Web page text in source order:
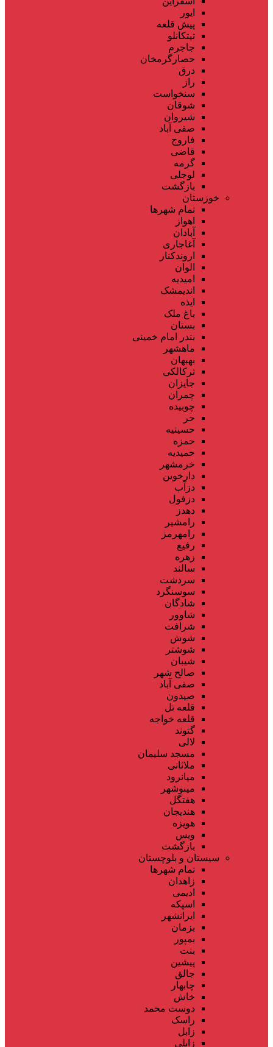
ایور
پیش قلعه
تیتکانلو
جاجرم
حصارگرمخان
درق
راز
سنخواست
شوقان
شیروان
صفی آباد
فاروج
قاضی
گرمه
لوجلی
بازگشت
خوزستان
تمام شهر‌ها
اهواز
آبادان
آغاجاری
اروندکنار
الوان
امیدیه
اندیمشک
ایذه
باغ ملک
بستان
بندر امام خمینی
ماهشهر
بهبهان
ترکالکی
جایزان
چمران
چوبیده
حر
حسینیه
حمزه
حمیدیه
خرمشهر
دارخوین
دزآب
دزفول
دهدز
رامشیر
رامهرمز
رفیع
زهره
سالند
سردشت
سوسنگرد
شادگان
شاوور
شرافت
شوش
شوشتر
شیبان
صالح شهر
صفی آباد
صیدون
قلعه تل
قلعه خواجه
گتوند
لالی
مسجد سلیمان
ملاثانی
میانرود
مینوشهر
هفتگل
هندیجان
هویزه
ویس
بازگشت
سیستان و بلوچستان
تمام شهر‌ها
زاهدان
ادیمی
اسپکه
ایرانشهر
بزمان
بمپور
بنت
پیشین
جالق
چابهار
خاش
دوست محمد
راسک
زابل
زابلی